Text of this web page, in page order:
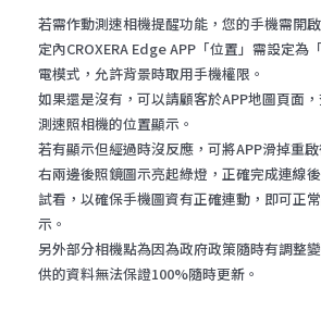
若需作動測速相機提醒功能，您的手機需開
定內CROXERA Edge APP「位置」需設定為
電模式，允許背景時取用手機權限。
如果還是沒有，可以請顧客於APP地圖頁面
測速照相機的位置顯示。
若有顯示但經過時沒反應，可將APP滑掉重
右兩邊後照鏡圖示亮起綠燈，正確完成連線
試看，以確保手機圖資有正確連動，即可正
示。
另外部分相機點為因為政府政策隨時有調整
供的資料無法保證100%隨時更新。